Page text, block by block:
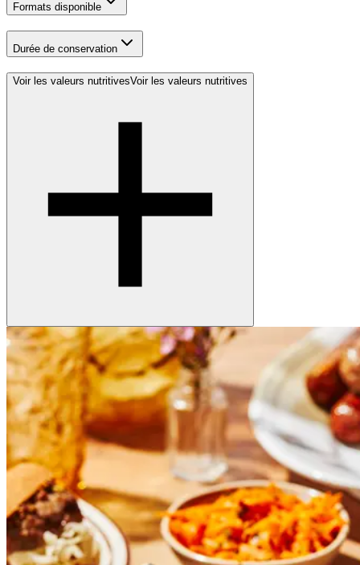
Formats disponible
Durée de conservation
Voir les valeurs nutritivesVoir les valeurs nutritives